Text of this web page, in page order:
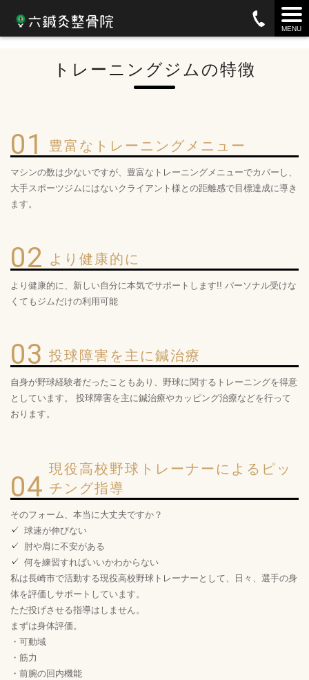
MENU
トレーニングジムの特徴
01 豊富なトレーニングメニュー
マシンの数は少ないですが、豊富なトレーニングメニューでカバーし、
大手スポーツジムにはないクライアント様との距離感で目標達成に導き
ます。
02 より健康的に
より健康的に、新しい自分に本気でサポートします!! パーソナル受けな
くてもジムだけの利用可能
03 投球障害を主に鍼治療
自身が野球経験者だったこともあり、野球に関するトレーニングを得意
としています。 投球障害を主に鍼治療やカッピング治療などを行って
おります。
04
現役高校野球トレーナーによるピッ
チング指導
そのフォーム、本当に大丈夫ですか？
球速が伸びない
肘や肩に不安がある
何を練習すればいいかわからない
私は長崎市で活動する現役高校野球トレーナーとして、日々、選手の身
体を評価しサポートしています。
ただ投げさせる指導はしません。
まずは身体評価。
・可動域
・筋力
・前腕の回内機能